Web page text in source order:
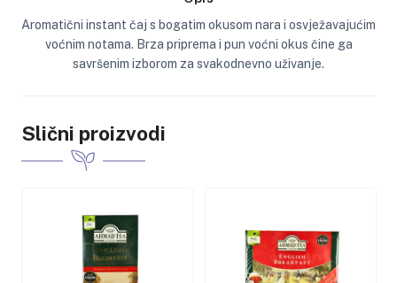
Aromatični instant čaj s bogatim okusom nara i osvježavajućim
voćnim notama. Brza priprema i pun voćni okus čine ga
savršenim izborom za svakodnevno uživanje.
Slični proizvodi